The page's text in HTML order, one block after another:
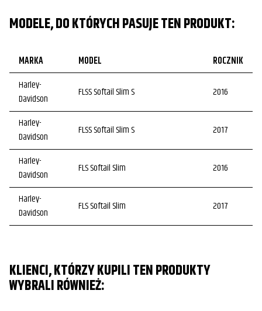
MODELE, DO KTÓRYCH PASUJE TEN PRODUKT:
MARKA MODEL
ROCZNIK
Harley-
Davidson
FLSS Softail Slim S 2016
Harley-
Davidson
FLSS Softail Slim S 2017
Harley-
Davidson
FLS Softail Slim 2016
Harley-
Davidson
FLS Softail Slim 2017
Harley-
Davidson
FLSTC Heritage Softail Classic
KLIENCI, KTÓRZY KUPILI TEN PRODUKTY
WYBRALI RÓWNIEŻ: